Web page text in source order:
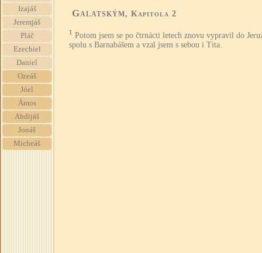
Izajáš
Jeremjáš
Pláč
Ezechiel
Daniel
Ozeáš
Jóel
Ámos
Abdijáš
Jonáš
Micheáš
Galatským, Kapitola 2
1 Potom jsem se po čtrnácti letech znovu vypravil do
spolu s Barnabášem a vzal jsem s sebou i Tita.